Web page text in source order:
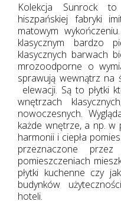
Kolekcja Sunrock
hiszpańskiej fabryki
matowym
klasycznym bardzo
klasycznych barwach
mrozoodporne o
sprawują wewnątrz na
elewacji. Są to płytki
wnętrzach
nowoczesnych.
każde wnętrze, a np. w
harmonii i ciepła
przeznaczone
pomieszczeniach
płytki kuchenne czy
budynków
hoteli.